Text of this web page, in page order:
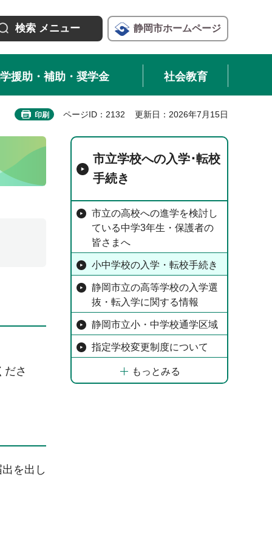
検索メニュー 静岡市ホームページ
援助・補助・奨学金 社会教育
印刷 ページID：2132 更新日：2026年7月15日
ださ
を出し
市立学校への入学･転校
手続き
市立の高校への進学を検討し
ている中学3年生・保護者の
皆さまへ
小中学校の入学・転校手続き
静岡市立の高等学校の入学選
抜・転入学に関する情報
静岡市立小・中学校通学区域
指定学校変更制度について
もっとみる